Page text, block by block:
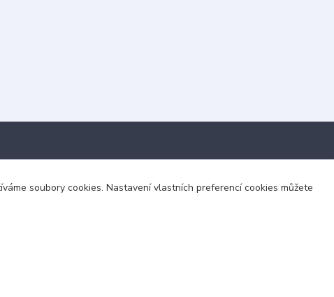
ani výdejní
soubory cookies. Nastavení vlastních preferencí cookies můžete